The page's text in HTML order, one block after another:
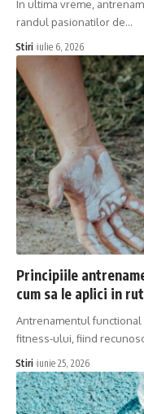
In ultima vreme,
randul pasionatilor de…
Stiri iulie 6, 2026
Principiile
cum sa le aplici in
Antrenamentul
fitness-ului, fiind
Stiri iunie 25, 2026